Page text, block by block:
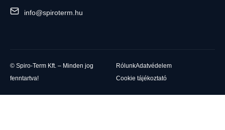
info@spiroterm.hu
© Spiro-Term Kft. – Minden jog
fenntartva!
RólunkAdatvédelem
Cookie tájékoztató